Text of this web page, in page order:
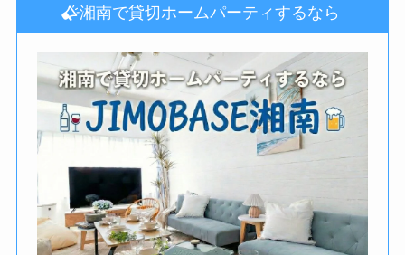
湘南で貸切ホームパーティするなら